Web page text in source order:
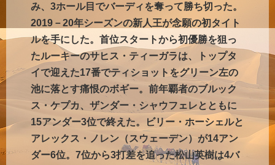
み、3ホール目でバーディを奪って勝ち切った。
2019－20年シーズンの新人王が念願の初タイト
ルを手にした。首位スタートから初優勝を狙っ
たルーキーのサヒス・ティーガラは、トップタ
イで迎えた17番でティショットをグリーン左の
池に落とす痛恨のボギー。前年覇者のブルック
ス・ケプカ、ザンダー・シャウフェレとともに
15アンダー3位で終えた。ビリー・ホーシェルと
アレックス・ノレン（スウェーデン）が14アン
ダー6位。7位から3打差を追った松山英樹は4バ